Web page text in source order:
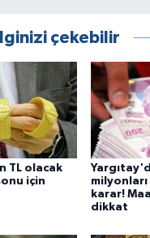
çekebilir
TL olacak
için
karar!
dikkat